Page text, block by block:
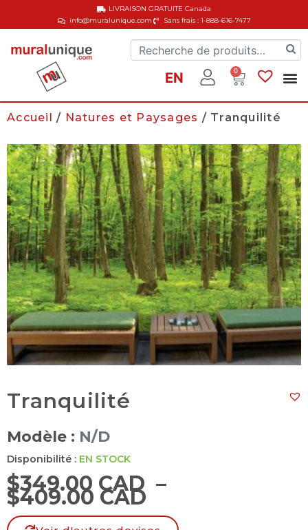
info@muralunique.com Sans frais : 1-888-616-7477
LIVRAISON GRATUITECanada
EN 0
Accueil / Natures et Paysages / Tranquilité
Tranquilité
Modèle : N/D
Disponibilité : EN STOCK
$349.00 CAD –
$409.00 CAD